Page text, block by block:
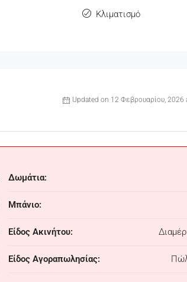
Κλιματισμό
Updated on 12 Φεβρουαρίου, 2026
Δωμάτια:
Μπάνιο:
Είδος Ακινήτου:
Είδος Αγοραπωλησίας: